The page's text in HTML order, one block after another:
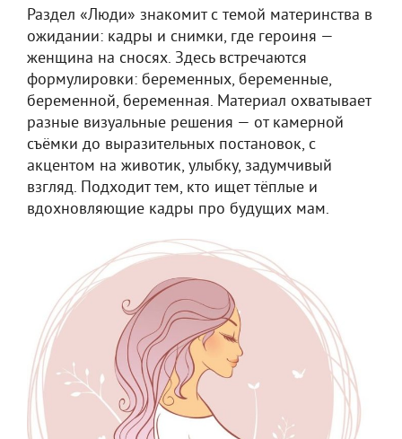
Раздел «Люди» знакомит с темой материнства в
ожидании: кадры и снимки, где героиня —
женщина на сносях. Здесь встречаются
формулировки: беременных, беременные,
беременной, беременная. Материал охватывает
разные визуальные решения — от камерной
съёмки до выразительных постановок, с
акцентом на животик, улыбку, задумчивый
взгляд. Подходит тем, кто ищет тёплые и
вдохновляющие кадры про будущих мам.